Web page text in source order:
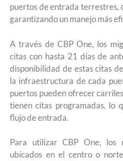
puertos de entrada terrestres,
garantizando un manejo más
A través de CBP One, los
citas con hasta 21 días de
disponibilidad de estas citas
la infraestructura de cada
puertos pueden ofrecer
tienen citas programadas, lo
flujo de entrada.
Para utilizar CBP One, los
ubicados en el centro o